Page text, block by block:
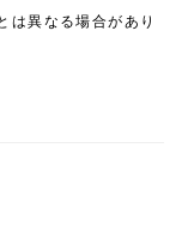
は異なる場合があり